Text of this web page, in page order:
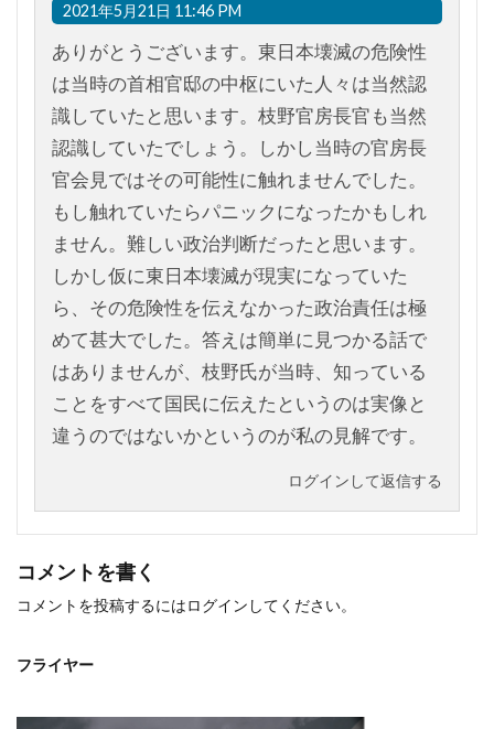
2021年5月21日 11:46 PM
ありがとうございます。東日本壊滅の危険性
は当時の首相官邸の中枢にいた人々は当然認
識していたと思います。枝野官房長官も当然
認識していたでしょう。しかし当時の官房長
官会見ではその可能性に触れませんでした。
もし触れていたらパニックになったかもしれ
ません。難しい政治判断だったと思います。
しかし仮に東日本壊滅が現実になっていた
ら、その危険性を伝えなかった政治責任は極
めて甚大でした。答えは簡単に見つかる話で
はありませんが、枝野氏が当時、知っている
ことをすべて国民に伝えたというのは実像と
違うのではないかというのが私の見解です。
ログインして返信する
コメントを書く
コメントを投稿するにはログイン してください。
フライヤー